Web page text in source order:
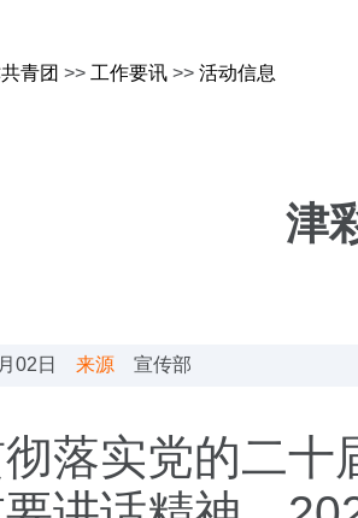
青团 >> 工作要讯 >> 活动信息
津
02日 来源 宣传部
落实党的二十